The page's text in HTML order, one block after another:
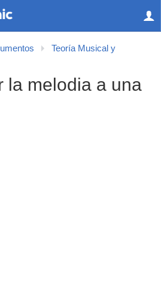
Teoría Musical y
la melodia a una